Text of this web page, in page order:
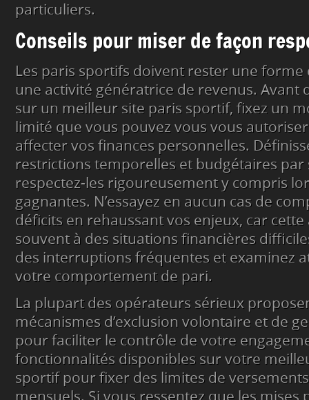
particuliers.
Conseils pour miser de façon
Les paris sportifs doivent rester une forme
une activité génératrice de revenus. Avant
sur un meilleur site paris sportif, fixez un
limité que vous pouvez vous vous
affecter vos finances personnelles.
restrictions temporelles et budgétaires par
respectez-les rigoureusement y compris
gagnantes. N’essayez en aucun cas de
déficits en rehaussant vos enjeux, car
souvent à des situations financières
des interruptions fréquentes et examinez
votre comportement de pari.
La plupart des opérateurs sérieux
mécanismes d’exclusion volontaire et de
pour faciliter le contrôle de votre
fonctionnalités disponibles sur votre
sportif pour fixer des limites de
mensuels. Si vous ressentez que les